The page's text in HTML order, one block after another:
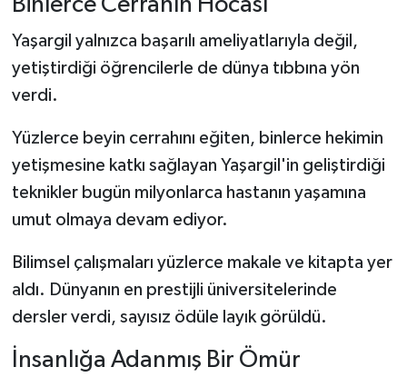
Binlerce Cerrahın Hocası
Yaşargil yalnızca başarılı ameliyatlarıyla değil,
yetiştirdiği öğrencilerle de dünya tıbbına yön
verdi.
Yüzlerce beyin cerrahını eğiten, binlerce hekimin
yetişmesine katkı sağlayan Yaşargil'in geliştirdiği
teknikler bugün milyonlarca hastanın yaşamına
umut olmaya devam ediyor.
Bilimsel çalışmaları yüzlerce makale ve kitapta yer
aldı. Dünyanın en prestijli üniversitelerinde
dersler verdi, sayısız ödüle layık görüldü.
İnsanlığa Adanmış Bir Ömür